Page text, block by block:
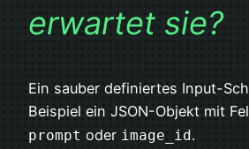
erwartet sie?
Ein sauber definiertes Input-
Beispiel ein JSON-Objekt mit
prompt oder image_id .